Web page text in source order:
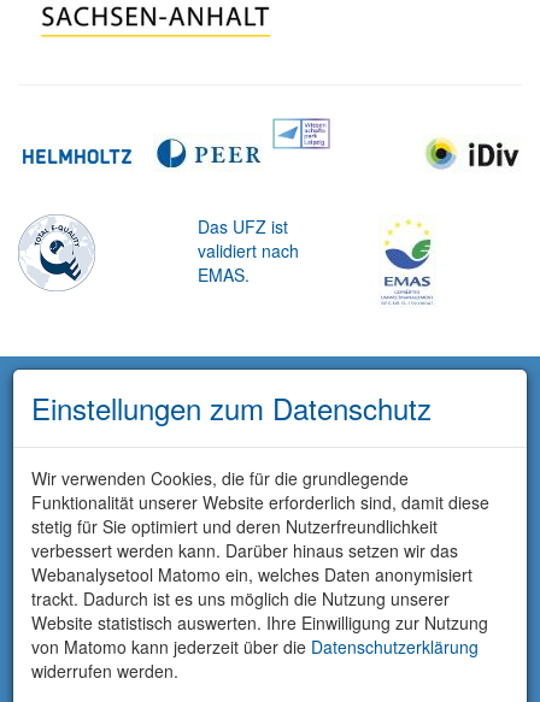
Das UFZ ist
validiert nach
EMAS.
Einstellungen zum Datenschutz
Wir verwenden Cookies, die für die grundlegende
Funktionalität unserer Website erforderlich sind, damit diese
stetig für Sie optimiert und deren Nutzerfreundlichkeit
verbessert werden kann. Darüber hinaus setzen wir das
Webanalysetool Matomo ein, welches Daten anonymisiert
trackt. Dadurch ist es uns möglich die Nutzung unserer
Website statistisch auswerten. Ihre Einwilligung zur Nutzung
von Matomo kann jederzeit über die Datenschutzerklärung
widerrufen werden.